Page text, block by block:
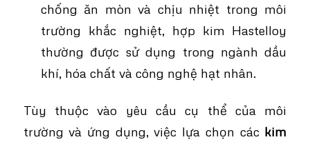
chống ăn mòn và chịu nhiệt trong môi
trường khắc nghiệt, hợp kim Hastelloy
thường được sử dụng trong ngành dầu
khí, hóa chất và công nghệ hạt nhân.
Tùy thuộc vào yêu cầu cụ thể của môi
trường và ứng dụng, việc lựa chọn các kim